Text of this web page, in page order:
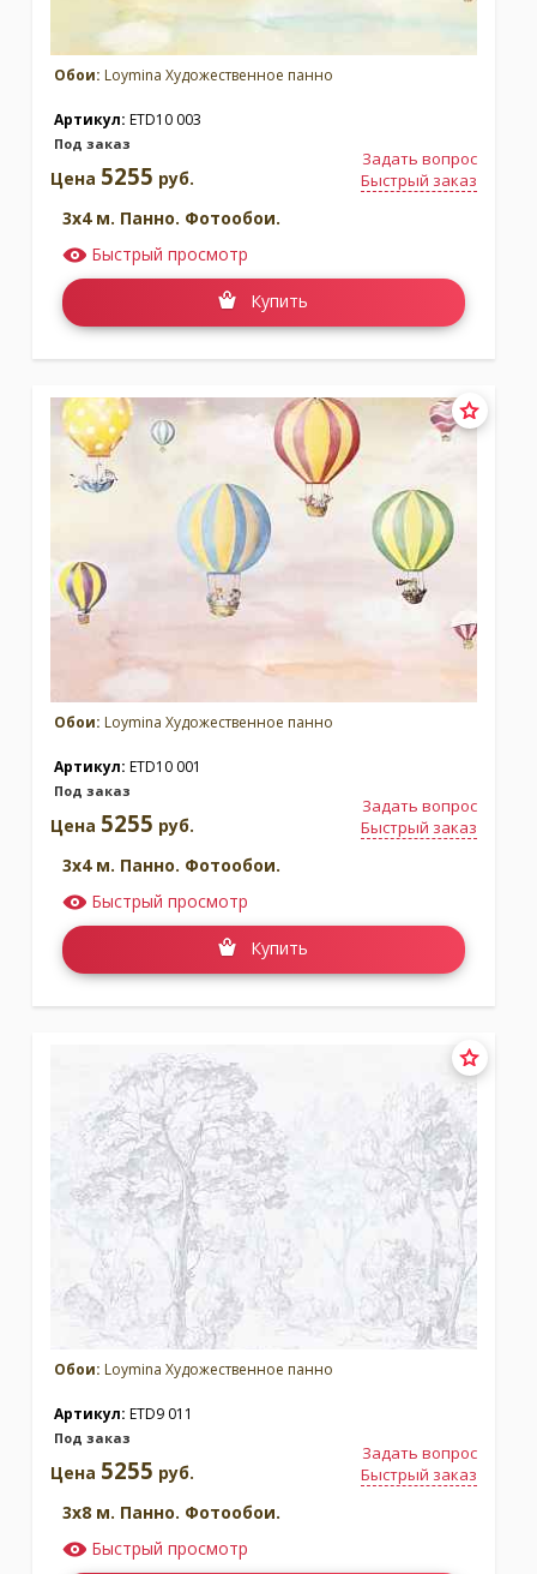
Обои: Loymina Художественное панно
Артикул: ETD10 003
Под заказ
Задать вопрос
Быстрый заказ
Цена 5255 руб.
3x4 м. Панно. Фотообои.
Быстрый просмотр
Купить
Обои: Loymina Художественное панно
Артикул: ETD10 001
Под заказ
Задать вопрос
Быстрый заказ
Цена 5255 руб.
3x4 м. Панно. Фотообои.
Быстрый просмотр
Купить
Обои: Loymina Художественное панно
Артикул: ETD9 011
Под заказ
Задать вопрос
Быстрый заказ
Цена 5255 руб.
3x8 м. Панно. Фотообои.
Быстрый просмотр